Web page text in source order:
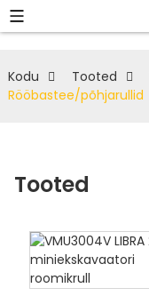
Kodu Tooted
Rööbastee/põhjarullid
Tooted